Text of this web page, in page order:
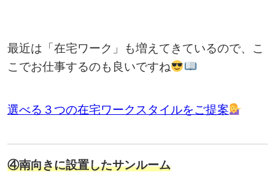
最近は「在宅ワーク」も増えてきているので、こ
こでお仕事するのも良いですね
選べる３つの在宅ワークスタイルをご提案
④南向きに設置したサンルーム